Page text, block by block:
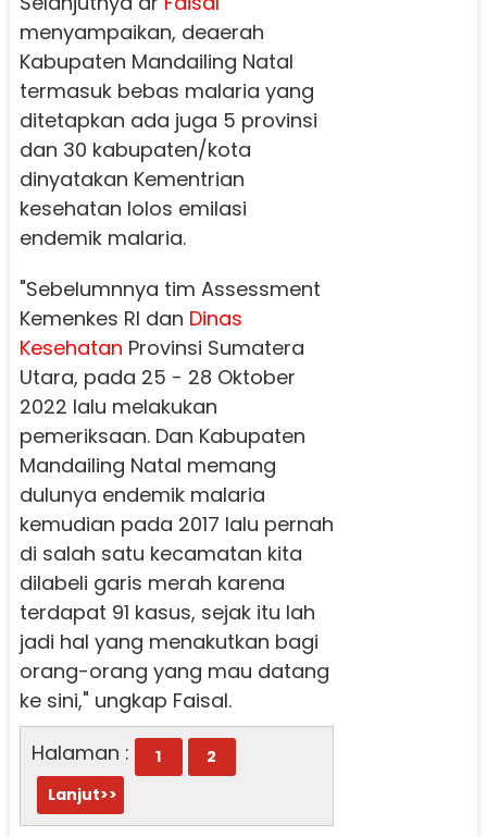
menyampaikan, deaerah
Kabupaten Mandailing Natal
termasuk bebas malaria yang
ditetapkan ada juga 5 provinsi
dan 30 kabupaten/kota
dinyatakan Kementrian
kesehatan lolos emilasi
endemik malaria.
"Sebelumnnya tim Assessment
Kemenkes RI dan Dinas
Kesehatan Provinsi Sumatera
Utara, pada 25 - 28 Oktober
2022 lalu melakukan
pemeriksaan. Dan Kabupaten
Mandailing Natal memang
dulunya endemik malaria
kemudian pada 2017 lalu pernah
di salah satu kecamatan kita
dilabeli garis merah karena
terdapat 91 kasus, sejak itu lah
jadi hal yang menakutkan bagi
orang-orang yang mau datang
ke sini," ungkap Faisal.
Halaman :
1
2
Lanjut>>